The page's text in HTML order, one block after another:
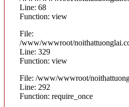
Line: 68
Function: view
File:
/www/wwwroot/
Line: 329
Function: view
File: /www/wwwroot/
Line: 292
Function: require_once